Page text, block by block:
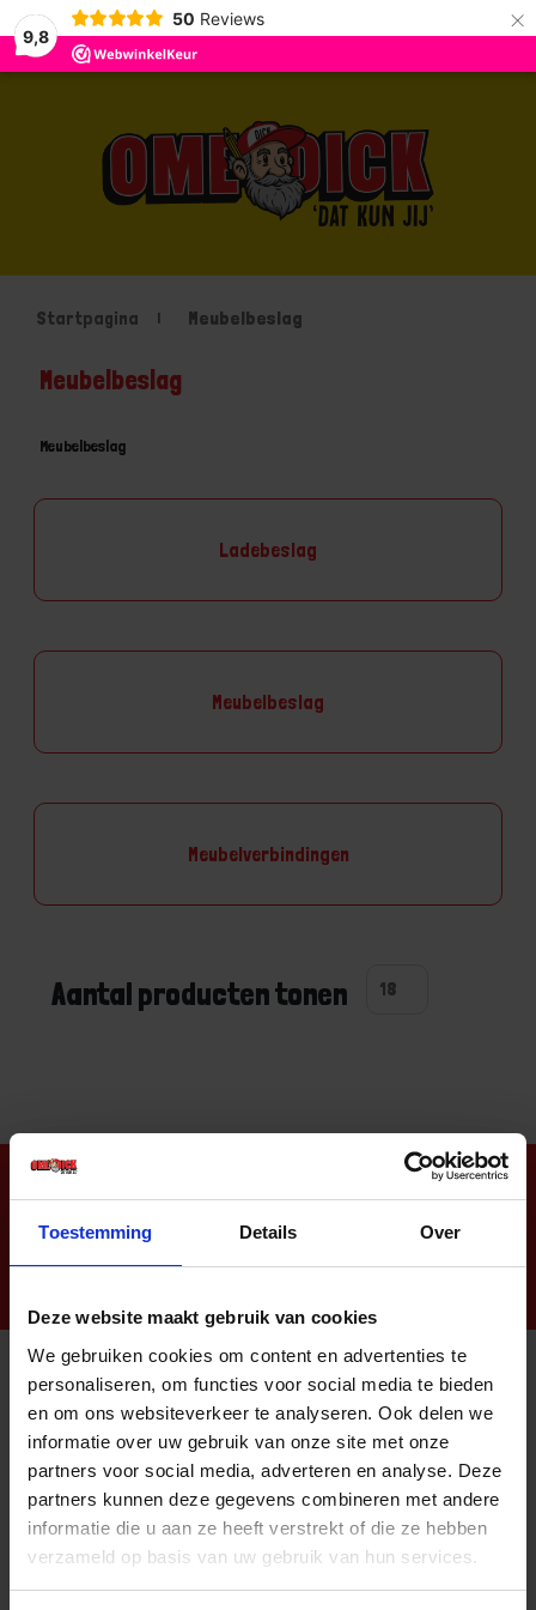
Toestemming Details Over
Deze website maakt gebruik van cookies
We gebruiken cookies om content en advertenties te
personaliseren, om functies voor social media te bieden
en om ons websiteverkeer te analyseren. Ook delen we
informatie over uw gebruik van onze site met onze
partners voor social media, adverteren en analyse. Deze
partners kunnen deze gegevens combineren met andere
informatie die u aan ze heeft verstrekt of die ze hebben
verzameld op basis van uw gebruik van hun services.
9,8
50 Reviews ×
Startpagina Meubelbeslag
Meubelbeslag
Meubelbeslag
Ladebeslag
Meubelbeslag
Meubelverbindingen
Aantal producten tonen
Sitemap
Algemene voorwaarden Ome Dick
Over Ome Dick